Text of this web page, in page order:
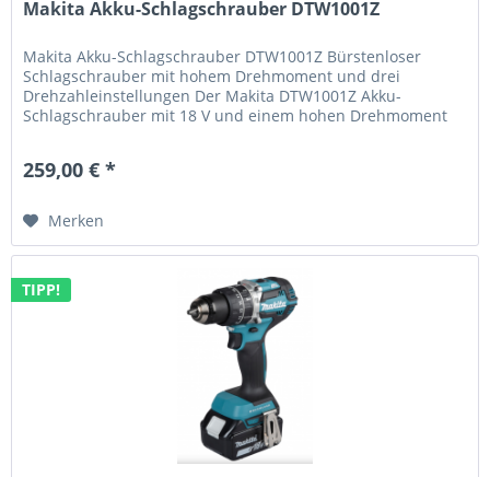
Makita Akku-Schlagschrauber DTW1001Z
Makita Akku-Schlagschrauber DTW1001Z Bürstenloser
Schlagschrauber mit hohem Drehmoment und drei
Drehzahleinstellungen Der Makita DTW1001Z Akku-
Schlagschrauber mit 18 V und einem hohen Drehmoment
259,00 € *
Merken
TIPP!